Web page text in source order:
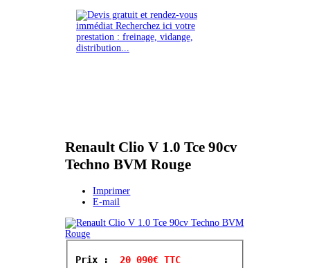
Renault Clio V 1.0 Tce 90cv
Techno BVM Rouge
Imprimer
E-mail
Prix : 20 090€ TTC